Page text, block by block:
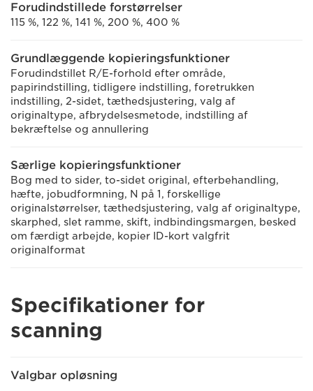
Forudindstillede forstørrelser
115 %, 122 %, 141 %, 200 %, 400 %
Grundlæggende kopieringsfunktioner
Forudindstillet R/E-forhold efter område,
papirindstilling, tidligere indstilling, foretrukken
indstilling, 2-sidet, tæthedsjustering, valg af
originaltype, afbrydelsesmetode, indstilling af
bekræftelse og annullering
Særlige kopieringsfunktioner
Bog med to sider, to-sidet original, efterbehandling,
hæfte, jobudformning, N på 1, forskellige
originalstørrelser, tæthedsjustering, valg af originaltype,
skarphed, slet ramme, skift, indbindingsmargen, besked
om færdigt arbejde, kopier ID-kort valgfrit
originalformat
Specifikationer for
scanning
Valgbar opløsning